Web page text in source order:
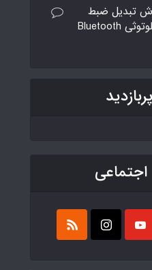
تبدیل ضبط
صوت قدیمی به مدل بلوتوثی Bluetooth